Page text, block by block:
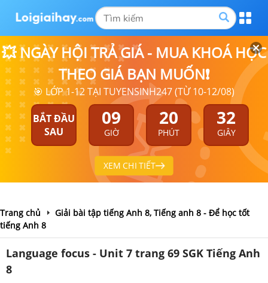
💥 NGÀY HỘI TRẢ GIÁ - MUA KHOÁ HỌC
THEO GIÁ BẠN MUỐN❗
🎯 LỚP 1-12 TẠI TUYENSINH247 (TỪ 10-12/08)
BẮT ĐẦU
SAU
09
GIỜ
20
PHÚT
31
GIÂY
XEM CHI TIẾT
Trang chủ
Giải bài tập tiếng Anh 8, Tiếng anh 8 - Để học tốt
tiếng Anh 8
Language focus - Unit 7 trang 69 SGK Tiếng Anh
8